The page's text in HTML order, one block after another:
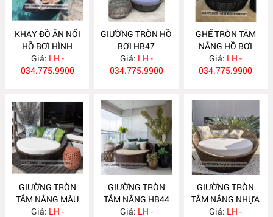
KHAY ĐỒ ĂN NỔI
HỒ BƠI HÌNH
THUYỀN K11N
Giá: LH -
034.775.9900
GIƯỜNG TRÒN HỒ
BƠI HB47
Giá: LH -
034.775.9900
GHẾ TRÒN TẮM
NẮNG HỒ BƠI
HB46
Giá: LH -
034.775.9900
GIƯỜNG TRÒN
TẮM NẮNG MÀU
ĐEN HB45
Giá: LH -
GIƯỜNG TRÒN
TẮM NẮNG HB44
Giá: LH -
GIƯỜNG TRÒN
TẮM NẮNG NHỰA
GIẢ MÂY HB43
Giá: LH -